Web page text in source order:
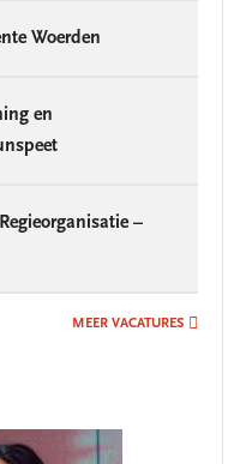
Woerden
en
–
MEER VACATURES